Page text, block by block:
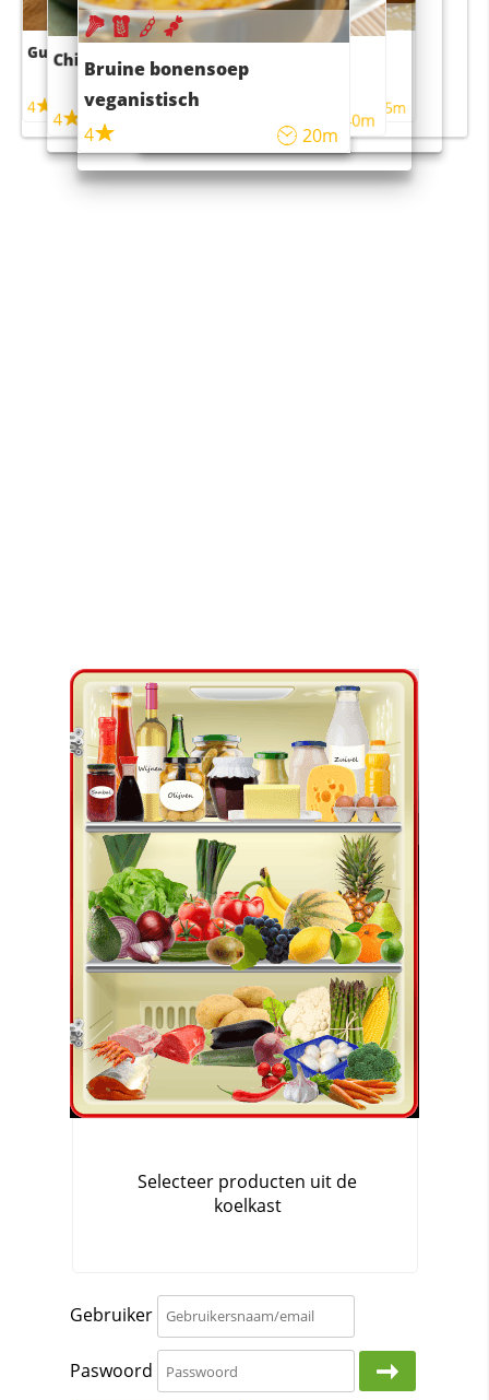
Gebruiker
Paswoord
Guacamole
4
Chili con carne
4 45m
Bruine bonensoep
veganistisch
4
20m
Sushi rijstsalade
maaltijdsalade
40m
4 55m